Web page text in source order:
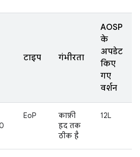
टाइप गंभीरता
AOSP
के
अपडेट
किए
गए
वर्शन
EoP
काफ़ी
हद तक
ठीक है
12L